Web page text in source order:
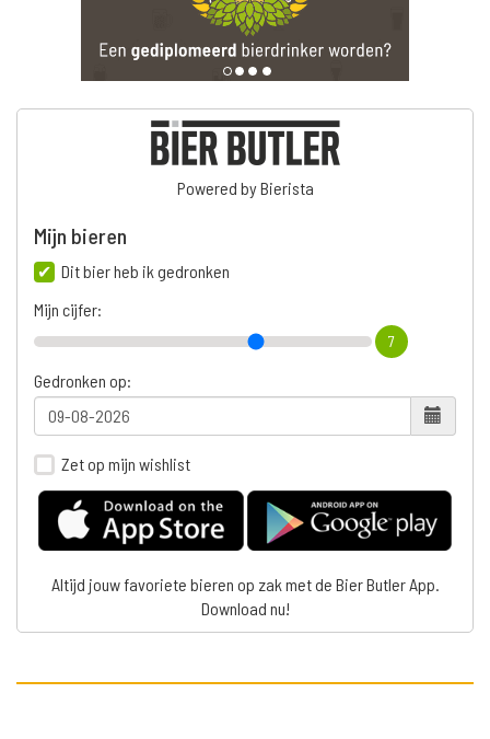
Powered by Bierista
Mijn bieren
Dit bier heb ik gedronken
Mijn cijfer:
7
Gedronken op:
Zet op mijn wishlist
Altijd jouw favoriete bieren op zak met de Bier Butler App.
Download nu!